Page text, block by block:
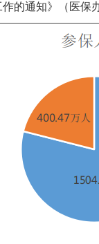
通知》（医保